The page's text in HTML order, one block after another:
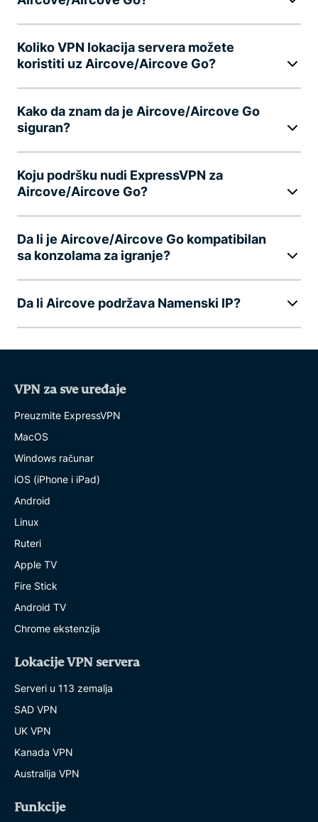
Koliko VPN lokacija servera možete
koristiti uz Aircove/Aircove Go?
Kako da znam da je Aircove/Aircove Go
siguran?
Koju podršku nudi ExpressVPN za
Aircove/Aircove Go?
Da li je Aircove/Aircove Go kompatibilan
sa konzolama za igranje?
Da li Aircove podržava Namenski IP?
VPN za sve uređaje
Preuzmite ExpressVPN
MacOS
Windows računar
iOS (iPhone i iPad)
Android
Linux
Ruteri
Apple TV
Fire Stick
Android TV
Chrome ekstenzija
Lokacije VPN servera
Serveri u 113 zemalja
SAD VPN
UK VPN
Kanada VPN
Australija VPN
Funkcije